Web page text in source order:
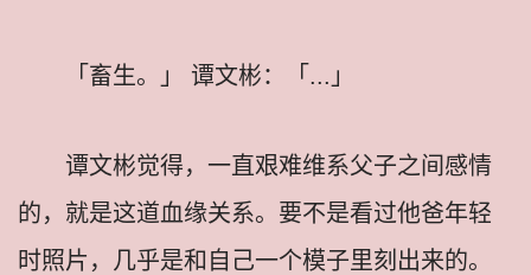
「畜生。」 谭文彬：「...」
谭文彬觉得，一直艰难维系父子之间感情
的，就是这道血缘关系。要不是看过他爸年轻
时照片，几乎是和自己一个模子里刻出来的。